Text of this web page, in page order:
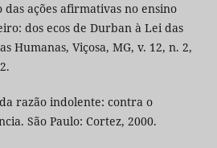
das ações afirmativas no ensino
dos ecos de Durban à Lei das
Humanas, Viçosa, MG, v. 12, n. 2,
razão indolente: contra o
São Paulo: Cortez, 2000.